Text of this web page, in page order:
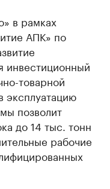
в рамках
АПК» по
инвестиционный
товарной
эксплуатацию
позволит
до 14 тыс. тонн
рабочие